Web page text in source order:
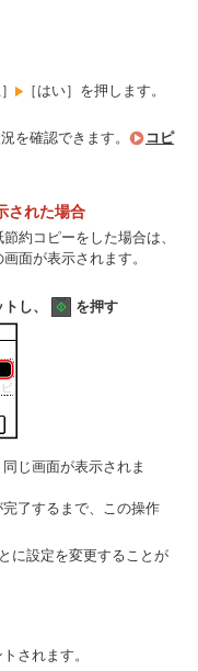
［はい］を押します。
を確認できます。
コピ
された場合
約コピーをした場合は、
面が表示されます。
し、 を押す
じ画面が表示されま
了するまで、この操作
に設定を変更することが
されます。